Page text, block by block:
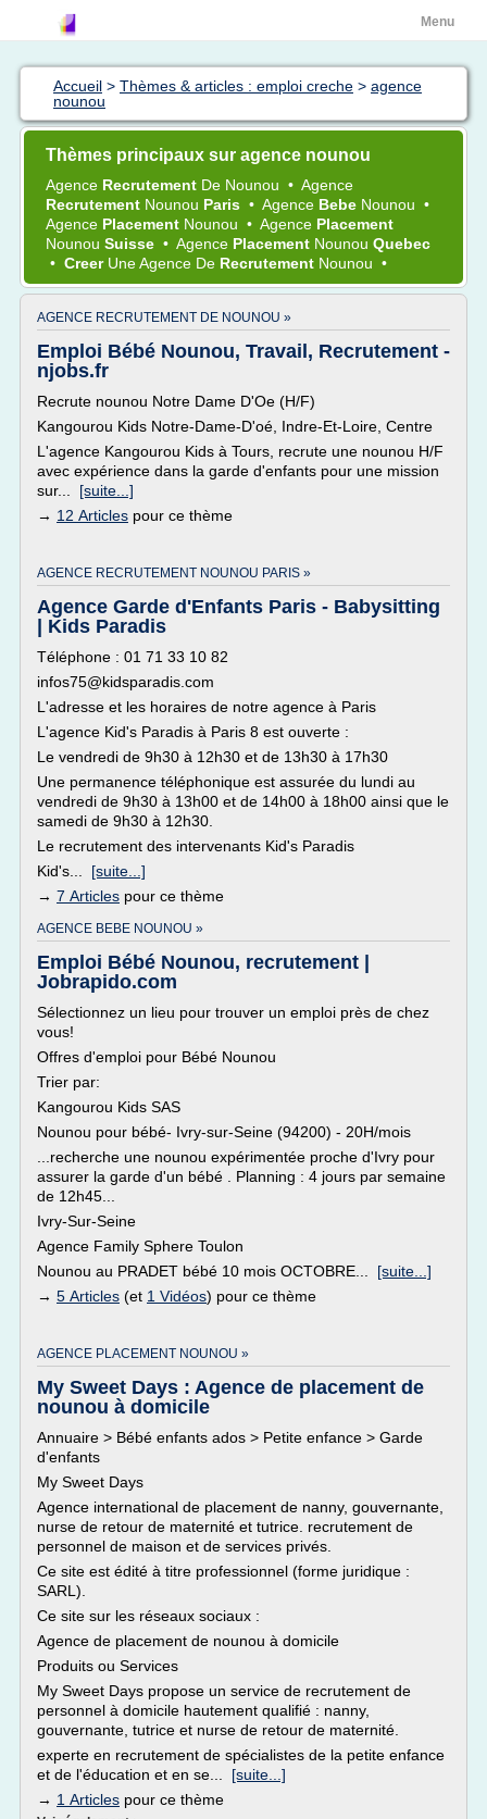
Menu
Accueil > Thèmes & articles : emploi creche > agence
nounou
Thèmes principaux sur agence nounou
Agence Recrutement De Nounou • Agence
Recrutement Nounou Paris • Agence Bebe Nounou •
Agence Placement Nounou • Agence Placement
Nounou Suisse • Agence Placement Nounou Quebec
• Creer UneAgence De Recrutement Nounou •
AGENCE RECRUTEMENT DE NOUNOU »
Emploi Bébé Nounou, Travail, Recrutement -
njobs.fr
Recrute nounou Notre Dame D'Oe (H/F)
Kangourou Kids Notre-Dame-D'oé, Indre-Et-Loire, Centre
L'agence Kangourou Kids à Tours, recrute une nounou H/F
avec expérience dans la garde d'enfants pour une mission
sur... [suite...]
→ 12 Articles pour ce thème
AGENCE RECRUTEMENT NOUNOU PARIS »
Agence Garde d'Enfants Paris - Babysitting
| Kids Paradis
Téléphone : 01 71 33 10 82
infos75@kidsparadis.com
L'adresse et les horaires de notre agence à Paris
L'agence Kid's Paradis à Paris 8 est ouverte :
Le vendredi de 9h30 à 12h30 et de 13h30 à 17h30
Une permanence téléphonique est assurée du lundi au
vendredi de 9h30 à 13h00 et de 14h00 à 18h00 ainsi que le
samedi de 9h30 à 12h30.
Le recrutement des intervenants Kid's Paradis
Kid's... [suite...]
→ 7 Articles pour ce thème
AGENCE BEBE NOUNOU »
Emploi Bébé Nounou, recrutement |
Jobrapido.com
Sélectionnez un lieu pour trouver un emploi près de chez
vous!
Offres d'emploi pour Bébé Nounou
Trier par:
Kangourou Kids SAS
Nounou pour bébé- Ivry-sur-Seine (94200) - 20H/mois
...recherche une nounou expérimentée proche d'Ivry pour
assurer la garde d'un bébé . Planning : 4 jours par semaine
de 12h45...
Ivry-Sur-Seine
Agence Family Sphere Toulon
Nounou au PRADET bébé 10 mois OCTOBRE... [suite...]
→ 5 Articles (et 1 Vidéos) pour ce thème
AGENCE PLACEMENT NOUNOU »
My Sweet Days : Agence de placement de
nounou à domicile
Annuaire > Bébé enfants ados > Petite enfance > Garde
d'enfants
My Sweet Days
Agence international de placement de nanny, gouvernante,
nurse de retour de maternité et tutrice. recrutement de
personnel de maison et de services privés.
Ce site est édité à titre professionnel (forme juridique :
SARL).
Ce site sur les réseaux sociaux :
Agence de placement de nounou à domicile
Produits ou Services
My Sweet Days propose un service de recrutement de
personnel à domicile hautement qualifié : nanny,
gouvernante, tutrice et nurse de retour de maternité.
experte en recrutement de spécialistes de la petite enfance
et de l'éducation et en se... [suite...]
→ 1 Articles pour ce thème